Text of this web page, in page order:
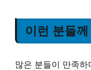
이런 분들
많은 분들이 만족